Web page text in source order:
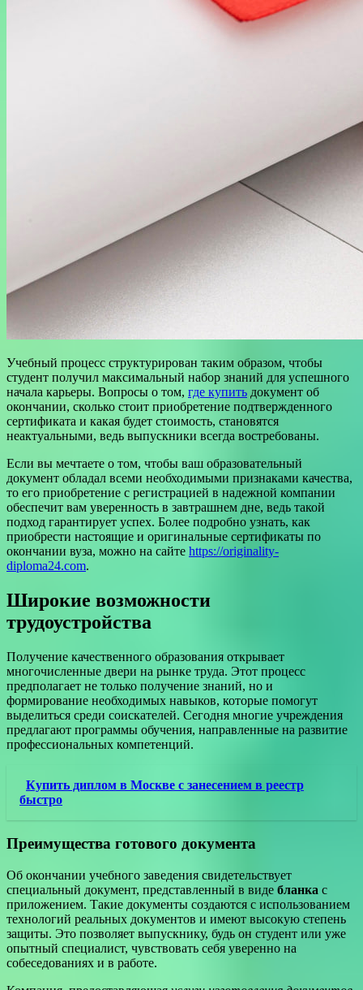
Учебный процесс структурирован таким образом, чтобы
студент получил максимальный набор знаний для успешного
начала карьеры. Вопросы о том, где купить документ об
окончании, сколько стоит приобретение подтвержденного
сертификата и какая будет стоимость, становятся
неактуальными, ведь выпускники всегда востребованы.
Если вы мечтаете о том, чтобы ваш образовательный
документ обладал всеми необходимыми признаками качества,
то его приобретение с регистрацией в надежной компании
обеспечит вам уверенность в завтрашнем дне, ведь такой
подход гарантирует успех. Более подробно узнать, как
приобрести настоящие и оригинальные сертификаты по
окончании вуза, можно на сайте https://originality-
diploma24.com.
Широкие возможности
трудоустройства
Получение качественного образования открывает
многочисленные двери на рынке труда. Этот процесс
предполагает не только получение знаний, но и
формирование необходимых навыков, которые помогут
выделиться среди соискателей. Сегодня многие учреждения
предлагают программы обучения, направленные на развитие
профессиональных компетенций.
Купить диплом в Москве с занесением в реестр
быстро
Преимущества готового документа
Об окончании учебного заведения свидетельствует
специальный документ, представленный в виде бланка с
приложением. Такие документы создаются с использованием
технологий реальных документов и имеют высокую степень
защиты. Это позволяет выпускнику, будь он студент или уже
опытный специалист, чувствовать себя уверенно на
собеседованиях и в работе.